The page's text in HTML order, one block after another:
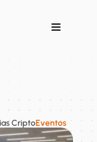
CriptoEventos